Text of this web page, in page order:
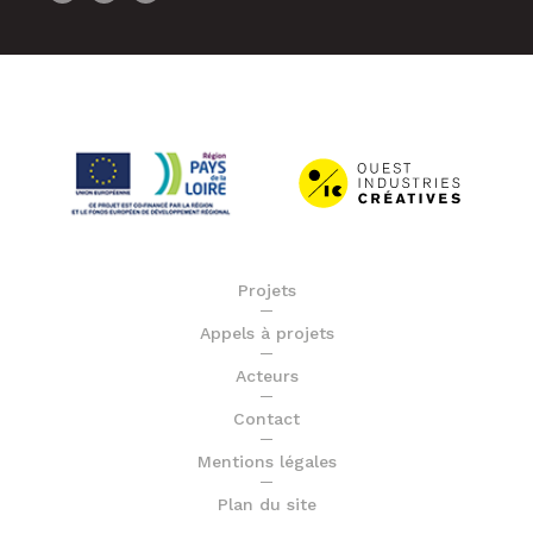
Projets
Appels à projets
Acteurs
Contact
Mentions légales
Plan du site